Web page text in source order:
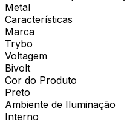
Metal
Características
Marca
Trybo
Voltagem
Bivolt
Cor do Produto
Preto
Ambiente de Iluminação
Interno